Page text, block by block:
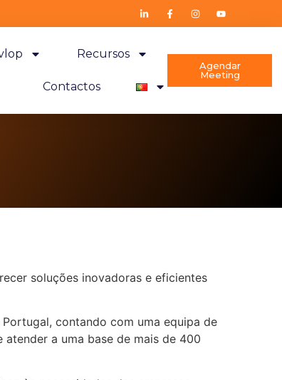
Recursos
Contactos
Agendar
Meeting
soluções inovadoras e eficientes
contando com uma equipa de
a uma base de mais de 400